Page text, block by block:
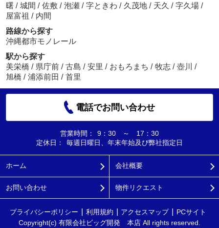
曙 / 城間 / 佐敷 / 泡瀬 / 字ときわ / 久茂地 / 天久 / 字久場 /
屋富祖 / 内間
路線から探す
沖縄都市モノレール
駅から探す
美栄橋 / 県庁前 / 古島 / 安里 / おもろまち / 牧志 / 壺川
/
旭橋 / 浦添前田 / 首里
電話でお問い合わせ
営業時間：
9：30 ～ 17：30
定休日：
毎週日曜日、年末年始及び弊社指定日
ホーム 会社概要
お問い合わせ 物件リクエスト
プライバシーポリシー 利用規約 アクセスマップ
PCサイト
Copyright(c) 有限会社ビッグ開発 本店 All rights reserved.